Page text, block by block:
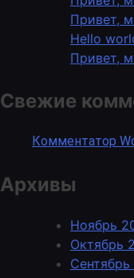
Привет,
Hello
Привет,
Свежие
Комментатор
Архивы
Ноябрь
Октябрь